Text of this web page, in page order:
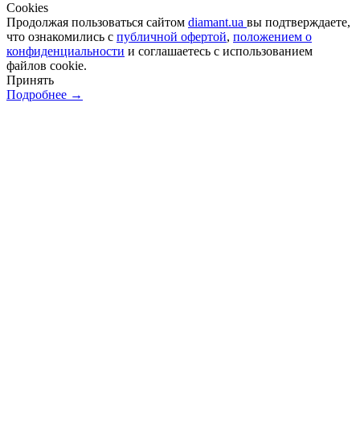
Сookies
Продолжая пользоваться сайтом diamant.ua вы подтверждаете,
что ознакомились с публичной офертой, положением о
конфиденциальности и соглашаетесь с использованием
файлов cookie.
Принять
Подробнее →